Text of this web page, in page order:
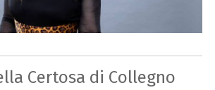
Certosa di Collegno